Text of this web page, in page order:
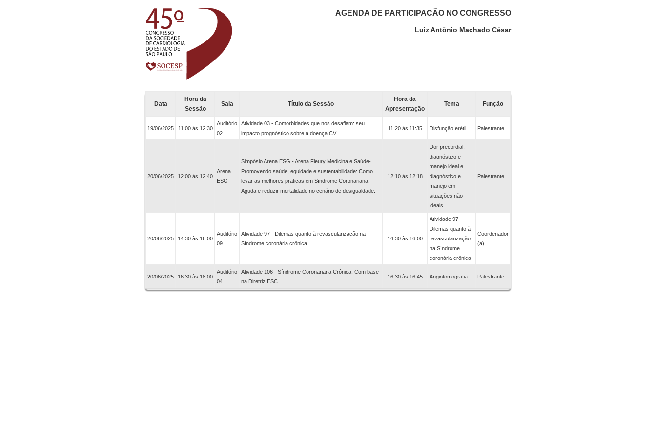
AGENDA DE PARTICIPAÇÃO NO CONGRESSO
Luiz Antônio Machado César
Data
Hora da
Sessão
Sala Título da Sessão
Hora da
Apresentação
Tema Função
19/06/2025 11:00 às 12:30
Auditório
02
Atividade 03 - Comorbidades que nos desafiam: seu
impacto prognóstico sobre a doença CV.
11:20 às 11:35 Disfunção erétil Palestrante
20/06/2025 12:00 às 12:40
Arena
ESG
Simpósio Arena ESG - Arena Fleury Medicina e Saúde-
Promovendo saúde, equidade e sustentabilidade: Como
levar as melhores práticas em Síndrome Coronariana
Aguda e reduzir mortalidade no cenário de desigualdade.
12:10 às 12:18
Dor precordial:
diagnóstico e
manejo ideal e
diagnóstico e
manejo em
situações não
ideais
Palestrante
20/06/2025 14:30 às 16:00
Auditório
09
Atividade 97 - Dilemas quanto à revascularização na
Síndrome coronária crônica
14:30 às 16:00
Atividade 97 -
Dilemas quanto à
revascularização
na Síndrome
coronária crônica
Coordenador
(a)
20/06/2025 16:30 às 18:00
Auditório
04
Atividade 106 - Síndrome Coronariana Crônica. Com base
na Diretriz ESC
16:30 às 16:45 Angiotomografia Palestrante